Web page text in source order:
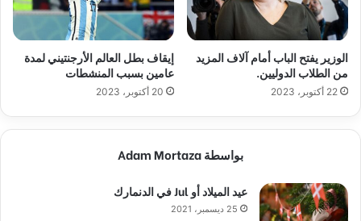
الوزير يفتح الباب أمام آلاف المزيد
من الطلاب الدوليين.
22 أكتوبر، 2023
إيقاف بطل العالم الأرجنتيني لمدة
عامين بسبب المنشطات
20 أكتوبر، 2023
بواسطة Adam Mortaza
عيد الميلاد أو Jul في الدنمارك
25 ديسمبر، 2021